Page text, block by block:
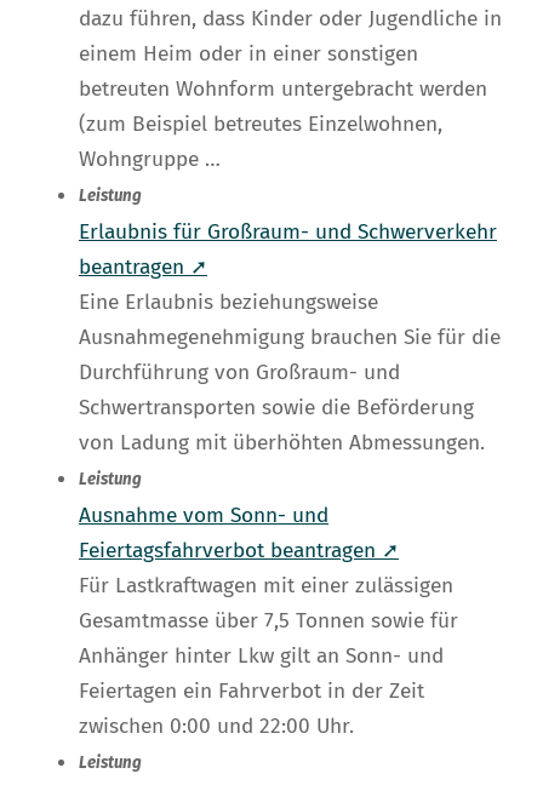
dazu führen, dass Kinder oder Jugendliche in
einem Heim oder in einer sonstigen
betreuten Wohnform untergebracht werden
(zum Beispiel betreutes Einzelwohnen,
Wohngruppe …
Leistung
Erlaubnis für Großraum- und Schwerverkehr
beantragen ➚
Eine Erlaubnis beziehungsweise
Ausnahmegenehmigung brauchen Sie für die
Durchführung von Großraum- und
Schwertransporten sowie die Beförderung
von Ladung mit überhöhten Abmessungen.
Leistung
Ausnahme vom Sonn- und
Feiertagsfahrverbot beantragen ➚
Für Lastkraftwagen mit einer zulässigen
Gesamtmasse über 7,5 Tonnen sowie für
Anhänger hinter Lkw gilt an Sonn- und
Feiertagen ein Fahrverbot in der Zeit
zwischen 0:00 und 22:00 Uhr.
Leistung